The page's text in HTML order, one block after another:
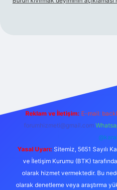
Reklam ve İletişim: E-mail:
forumhizmeti@gmail.com
Yasal Uyarı: Sitemiz, 5651 Sayılı
ve İletişim Kurumu (BTK)
olarak hizmet vermektedir. Bu
olarak denetleme veya araştırma